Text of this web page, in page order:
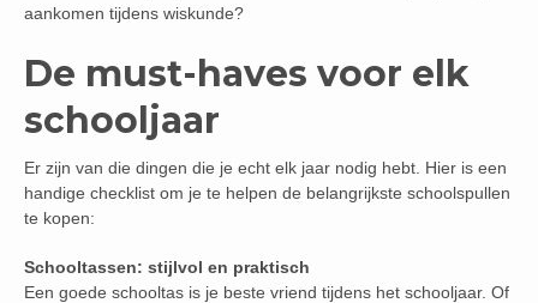
aankomen tijdens wiskunde?
De must-haves voor elk
schooljaar
Er zijn van die dingen die je echt elk jaar nodig hebt. Hier is een
handige checklist om je te helpen de belangrijkste schoolspullen
te kopen:
Schooltassen: stijlvol en praktisch
Een goede schooltas is je beste vriend tijdens het schooljaar. Of